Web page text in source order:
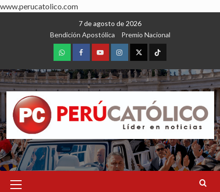
www.perucatolico.com
7 de agosto de 2026
Bendición Apostólica
Premio Nacional
WhatsAppFacebookYoutubeInstagram
X TikTok
Menu